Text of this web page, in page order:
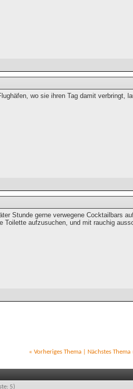
wo sie ihren Tag damit verbringt,
Stunde gerne verwegene Cocktailbars
Toilette aufzusuchen, und mit rauchig
« Vorheriges Thema| Nächstes Thema
5)